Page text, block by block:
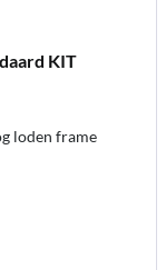
KIT
loden frame